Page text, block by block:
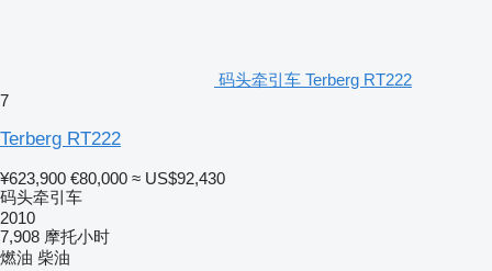
码头牵引车 Terberg RT222
7
Terberg RT222
¥623,900 €80,000 ≈ US$92,430
码头牵引车
2010
7,908 摩托小时
燃油 柴油